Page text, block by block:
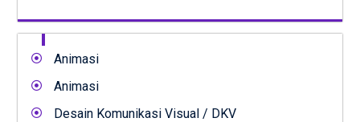
Animasi
Animasi
Desain Komunikasi Visual / DKV